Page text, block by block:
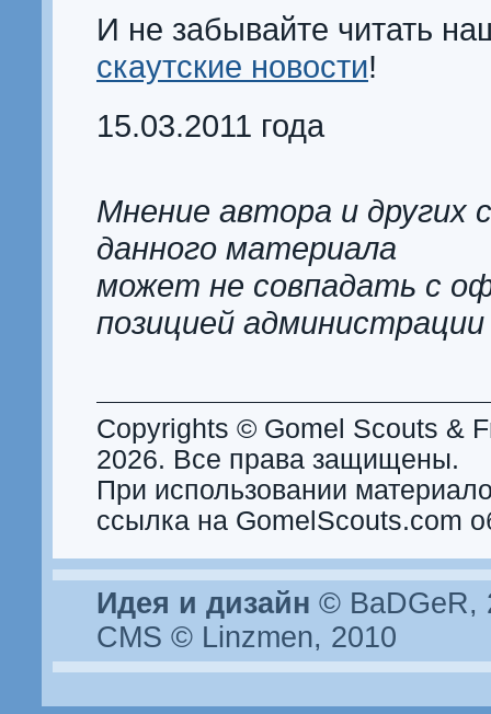
И не забывайте читать
скаутские новости!
15.03.2011 года
Мнение автора и других
данного материала
может не совпадать с
позицией
Copyrights © Gomel Scouts &
2026. Все права защищены.
При использовании
ссылка на GomelScouts.com
Идея и дизайн © BaDGeR,
CMS © Linzmen, 2010